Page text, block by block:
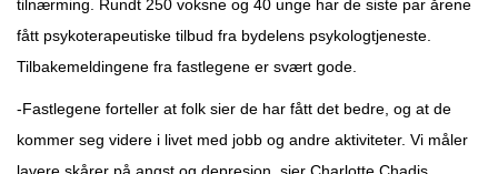
tilnærming. Rundt 250 voksne og 40 unge har de siste par årene
fått psykoterapeutiske tilbud fra bydelens psykologtjeneste.
Tilbakemeldingene fra fastlegene er svært gode.
-Fastlegene forteller at folk sier de har fått det bedre, og at de
kommer seg videre i livet med jobb og andre aktiviteter. Vi måler